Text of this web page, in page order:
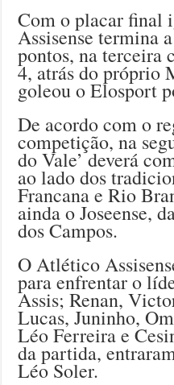
Com o placar final
Assisense termina
pontos, na terceira
4, atrás do próprio
goleou o Elosport
De acordo com o
competição, na
do Vale’ deverá
ao lado dos
Francana e Rio
ainda o Joseense,
dos Campos.
O Atlético
para enfrentar o
Assis; Renan,
Lucas, Juninho,
Léo Ferreira e
da partida,
Léo Soler.